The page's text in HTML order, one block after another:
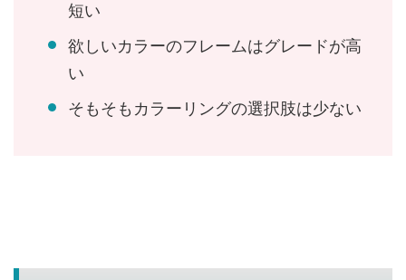
短い
欲しいカラーのフレームはグレードが高
い
そもそもカラーリングの選択肢は少ない